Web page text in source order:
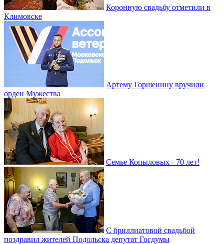
Коронную свадьбу отметили в
Климовске
Артему Горшенину вручили
орден Мужества
Семье Копыловых - 70 лет!
С бриллиатовой свадьбой
поздравил жителей Подольска депутат Госдумы